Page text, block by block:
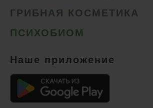
ГРИБНАЯ КОСМЕТИКА
ПСИХОБИОМ
Наше приложение